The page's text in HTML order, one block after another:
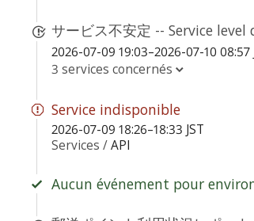
サービス不安定 -- Service level
2026-07-09 19:03–2026-07-10 08:57
3 services concernés
Service indisponible
2026-07-09 18:26–18:33 JST
Services /API
Aucun événement pour